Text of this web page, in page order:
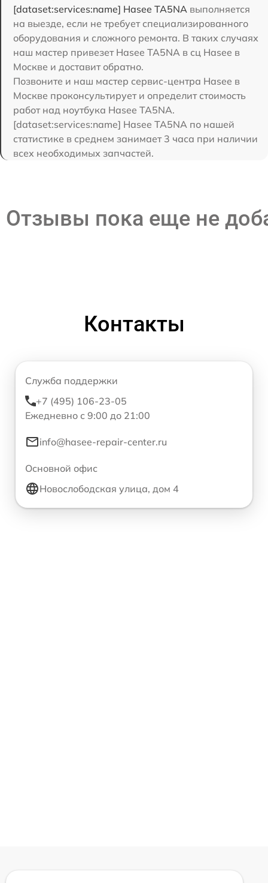
[dataset:services:name] Hasee TA5NA выполняется
на выезде, если не требует специализированного
оборудования и сложного ремонта. В таких случаях
наш мастер привезет Hasee TA5NA в сц Hasee в
Москве и доставит обратно.
Позвоните и наш мастер сервис-центра Hasee в
Москве проконсультирует и определит стоимость
работ над ноутбука Hasee TA5NA.
[dataset:services:name] Hasee TA5NA по нашей
статистике в среднем занимает 3 часа при наличии
всех необходимых запчастей.
Отзывы пока еще не
Контакты
Служба поддержки
+7 (495) 106-23-05
Ежедневно с 9:00 до 21:00
info@hasee-repair-center.ru
Основной офис
Новослободская улица, дом 4